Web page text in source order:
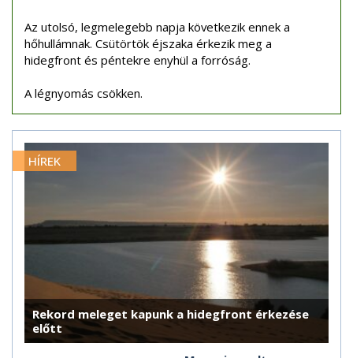
Az utolsó, legmelegebb napja következik ennek a
hőhullámnak. Csütörtök éjszaka érkezik meg a
hidegfront és péntekre enyhül a forróság.
A légnyomás csökken.
HÍREK
Rekord meleget kapunk a hidegfront érkezése
előtt